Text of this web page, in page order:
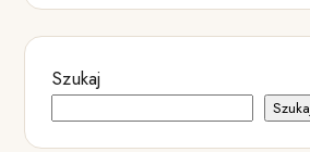
Szukaj